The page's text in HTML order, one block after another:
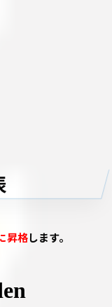
昇格します。